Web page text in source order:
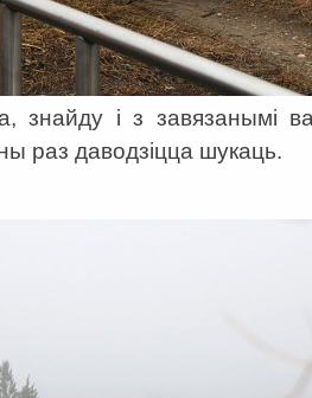
знайду і з завязанымі
раз даводзіцца шукаць.